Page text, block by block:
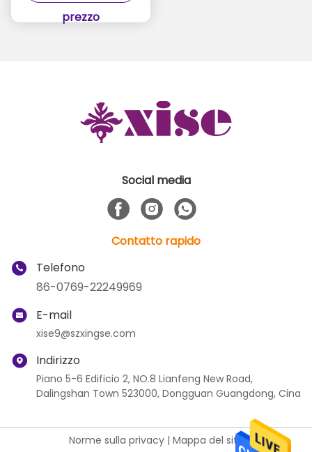
pollici
prezzo
Social media
Contatto rapido
Telefono
86-0769-22249969
E-mail
xise9@szxingse.com
Indirizzo
Piano 5-6 Edificio 2, NO.8 Lianfeng New Road,
Dalingshan Town 523000, Dongguan Guangdong, Cina
Norme sulla privacy| Mappa del sito